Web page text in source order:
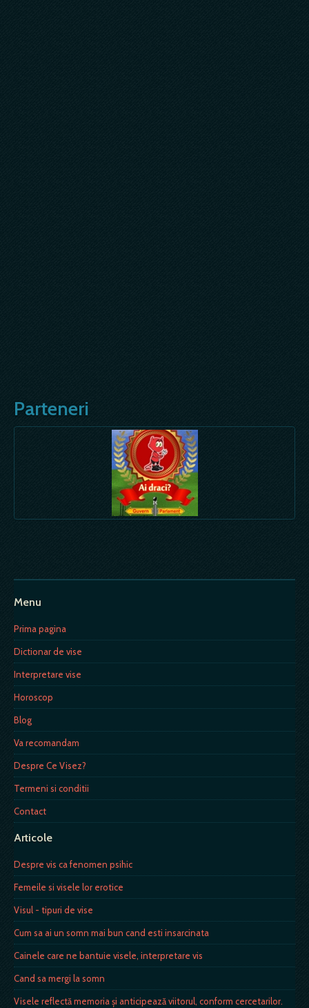
Parteneri
Menu
Prima pagina
Dictionar de vise
Interpretare vise
Horoscop
Blog
Va recomandam
Despre Ce Visez?
Termeni si conditii
Contact
Articole
Despre vis ca fenomen psihic
Femeile si visele lor erotice
Visul - tipuri de vise
Cum sa ai un somn mai bun cand esti insarcinata
Cainele care ne bantuie visele, interpretare vis
Cand sa mergi la somn
Visele reflectă memoria și anticipează viitorul, conform cercetarilor.